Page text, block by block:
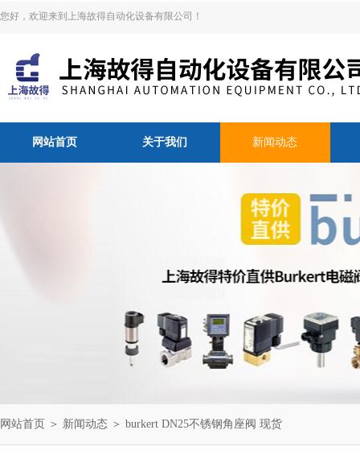
您好，欢迎来到上海故得自动化设备有限公司！
网站首页 关于我们 新闻动态
网站首页 ＞ 新闻动态 ＞ burkert DN25不锈钢角座阀 现货